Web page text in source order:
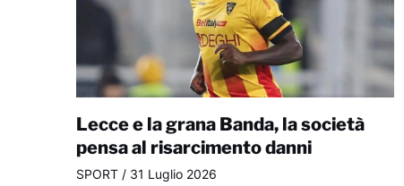
Lecce e la grana Banda, la società
pensa al risarcimento danni
SPORT/ 31 Luglio 2026